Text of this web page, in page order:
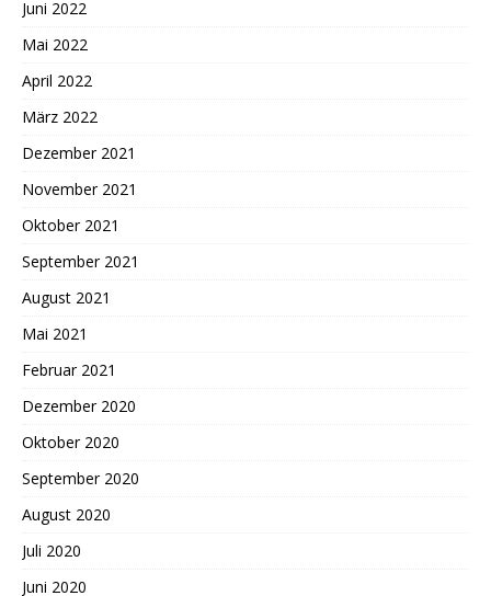
Juni 2022
Mai 2022
April 2022
März 2022
Dezember 2021
November 2021
Oktober 2021
September 2021
August 2021
Mai 2021
Februar 2021
Dezember 2020
Oktober 2020
September 2020
August 2020
Juli 2020
Juni 2020